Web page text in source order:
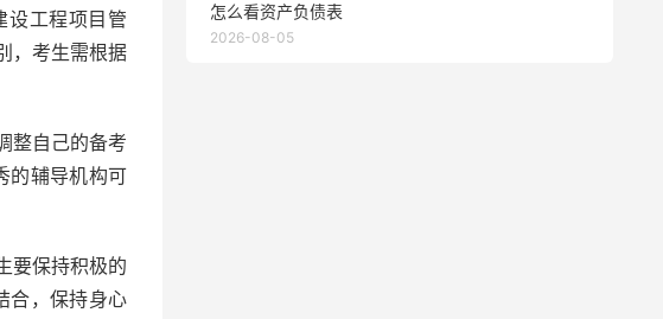
设工程项目管
，考生需根据
整自己的备考
的辅导机构可
要保持积极的
合，保持身心
怎么看资产负债表
2026-08-05